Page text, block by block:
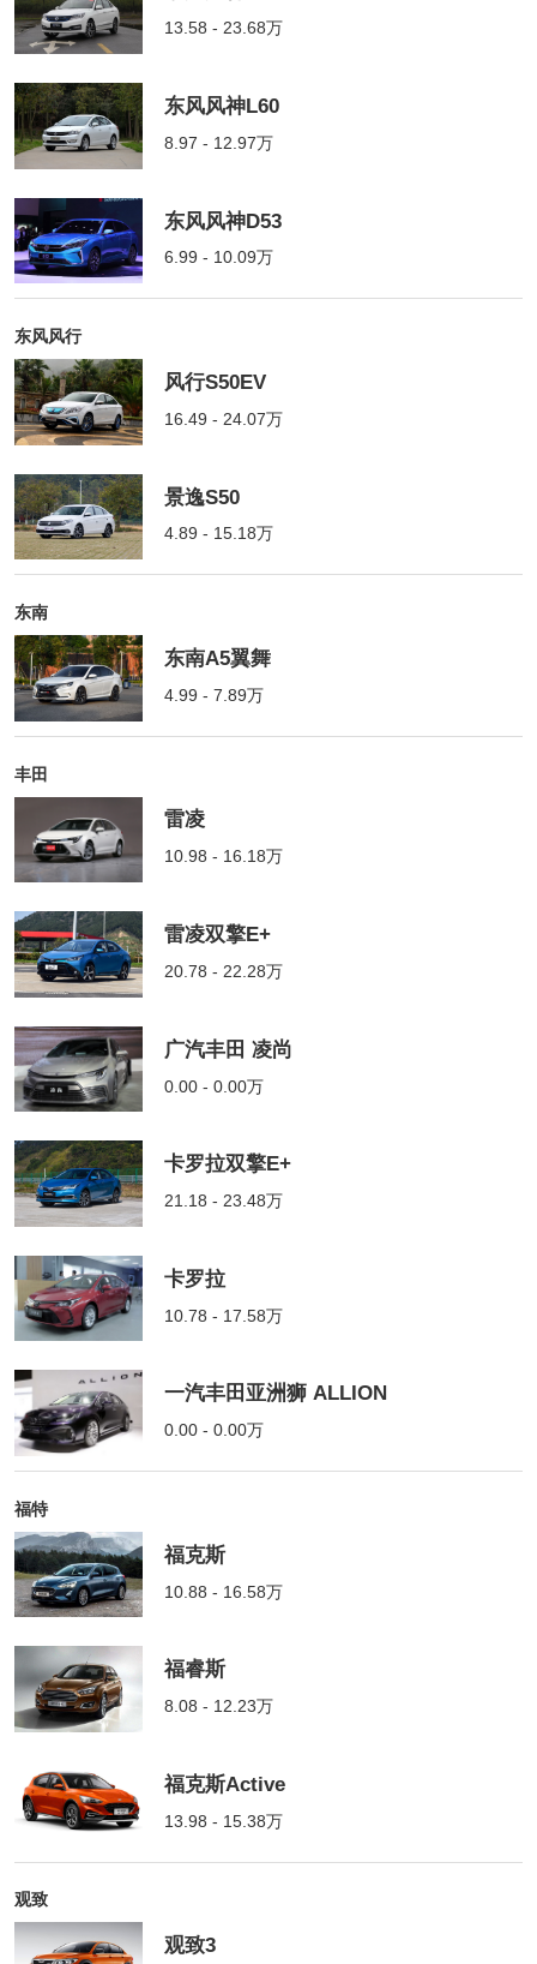
13.58 - 23.68万
东风风神L60
8.97 - 12.97万
东风风神D53
6.99 - 10.09万
东风风行
风行S50EV
16.49 - 24.07万
景逸S50
4.89 - 15.18万
东南
东南A5翼舞
4.99 - 7.89万
丰田
雷凌
10.98 - 16.18万
雷凌双擎E+
20.78 - 22.28万
广汽丰田 凌尚
0.00 - 0.00万
卡罗拉双擎E+
21.18 - 23.48万
卡罗拉
10.78 - 17.58万
一汽丰田亚洲狮 ALLION
0.00 - 0.00万
福特
福克斯
10.88 - 16.58万
福睿斯
8.08 - 12.23万
福克斯Active
13.98 - 15.38万
观致
观致3